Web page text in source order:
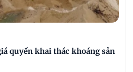
quyền khai thác khoáng sản